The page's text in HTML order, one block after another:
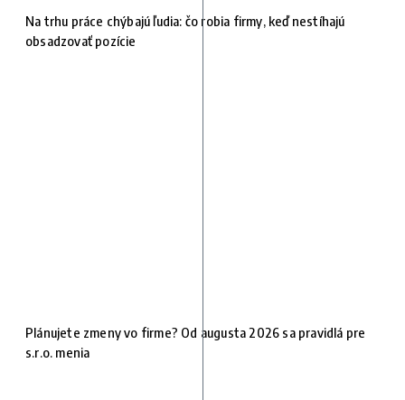
Na trhu práce chýbajú ľudia: čo robia firmy, keď nestíhajú
obsadzovať pozície
Plánujete zmeny vo firme? Od augusta 2026 sa pravidlá pre
s.r.o. menia